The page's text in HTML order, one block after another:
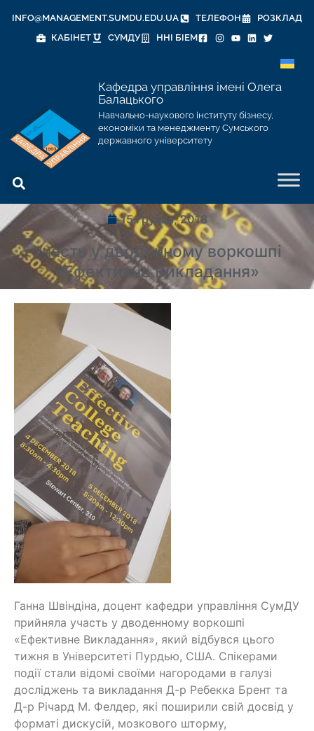
INFO@MANAGEMENT.SUMDU.EDU.UA ТЕЛЕФОН
РОЗКЛАД
КАБІНЕТ
СУМДУ ННІ БІЕМ
Кафедра управління імені Олега
Балацького
Навчально-наукового інституту бізнесу,
економіки та менеджменту Сумського
державного університету
15 Грудня, 2018
Участь у дводенному воркошпі
«Ефективне Викладання»
Ганна Швіндіна, доцент кафедри управління СумДУ
прийняла участь у дводенному воркошпі
«Ефективне Викладання», який відбувся цього
тижня в Університеті Пурдью, США. Спікерами
події стали відомі своїми нагородами в галузі
досліджень та викладання Д-р Ребекка Брент та
Д-р Річард М. Фелдер, які поширили свій досвід у
форматі дискусій, мозкового шторму,